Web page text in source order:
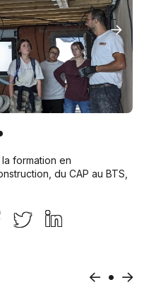
la formation en
du CAP au BTS,